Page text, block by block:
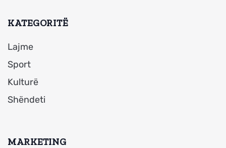
KATEGORITË
Lajme
Sport
Kulturë
Shëndeti
MARKETING